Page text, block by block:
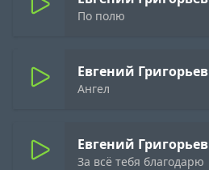
По полю
Евгений Григорьев
Ангел
Евгений Григорьев
За всё тебя благодарю